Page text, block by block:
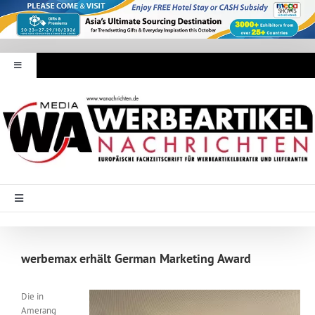
Inhalt
springen
Toggle
Navigation
Werbeartikel Nachrichten
E-Paper
WA Media
Toggle
werbemax erhält German Marketing Award
Die in
Amerang